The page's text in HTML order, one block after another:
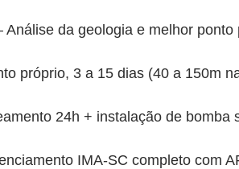
da geologia e melhor ponto
próprio, 3 a 15 dias (40 a 150m
24h + instalação de bomba
IMA-SC completo com